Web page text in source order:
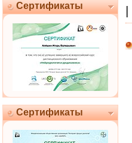
Сертификаты
Сертификаты
|